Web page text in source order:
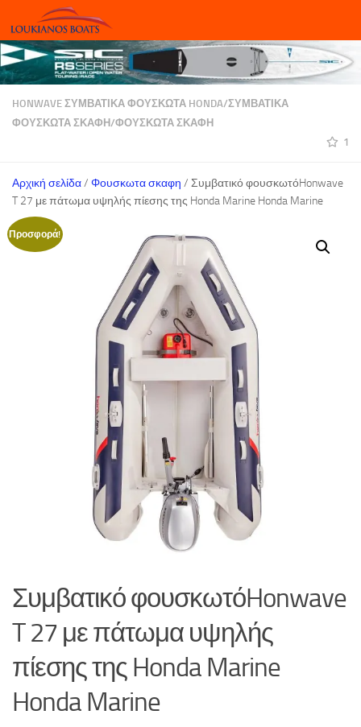
Skip to content
HONWAVE ΣΥΜΒΑΤΙΚΆ ΦΟΥΣΚΩΤΆ HONDA/ΣΥΜΒΑΤΙΚΆ
ΦΟΥΣΚΩΤΆ ΣΚΆΦΗ/ΦΟΥΣΚΩΤΑ ΣΚΑΦΗ
1
Αρχική σελίδα/ Φουσκωτα σκαφη / Συμβατικό φουσκωτόHonwave
T 27 με πάτωμα υψηλής πίεσης της Honda Marine Honda Marine
Προσφορά!
Συμβατικό φουσκωτόHonwave
T 27 με πάτωμα υψηλής
πίεσης της Honda Marine
Honda Marine